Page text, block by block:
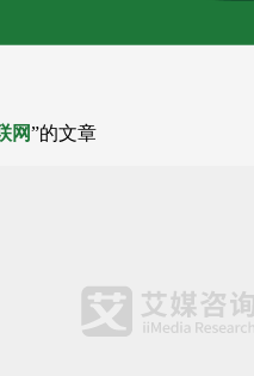
网”的文章